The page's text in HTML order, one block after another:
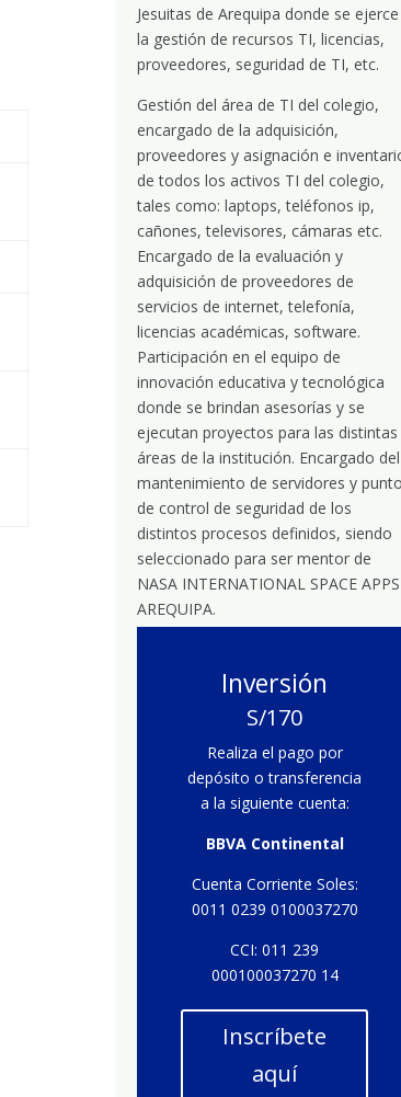
Jesuitas de Arequipa donde se ejerce
la gestión de recursos TI, licencias,
proveedores, seguridad de TI, etc.
Gestión del área de TI del colegio,
encargado de la adquisición,
proveedores y asignación e
de todos los activos TI del colegio,
tales como: laptops, teléfonos ip,
cañones, televisores, cámaras etc.
Encargado de la evaluación y
adquisición de proveedores de
servicios de internet, telefonía,
licencias académicas, software.
Participación en el equipo de
innovación educativa y tecnológica
donde se brindan asesorías y se
ejecutan proyectos para las distintas
áreas de la institución. Encargado del
mantenimiento de servidores y
de control de seguridad de los
distintos procesos definidos, siendo
seleccionado para ser mentor de
NASA INTERNATIONAL SPACE APPS
AREQUIPA.
Inversión
S/170
Realiza el pago por
depósito o transferencia
a la siguiente cuenta:
BBVA Continental
Cuenta Corriente Soles:
0011 0239 0100037270
CCI: 011 239
000100037270 14
Inscríbete
aquí